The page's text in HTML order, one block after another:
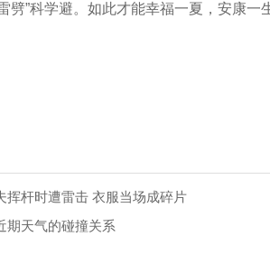
劈”科学避。如此才能幸福一夏，安康一
挥杆时遭雷击 衣服当场成碎片
期天气的碰撞关系